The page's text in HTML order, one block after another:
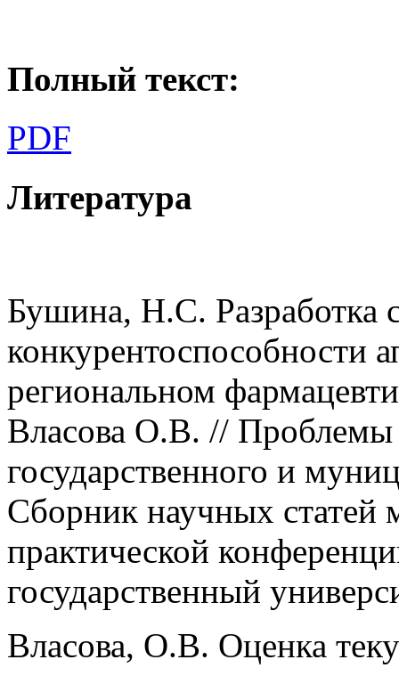
Полный текст:
PDF
Литература
Бушина, Н.С. Разработка
конкурентоспособности
региональном
Власова О.В. // Проблемы
государственного и
Сборник научных статей
практической
государственный
Власова, О.В. Оценка